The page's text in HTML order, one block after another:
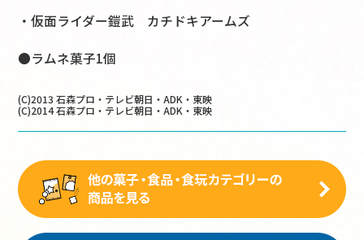
・仮面ライダー鎧武 カチドキアームズ
●ラムネ菓子1個
(C)2013 石森プロ・テレビ朝日・ADK・東映
(C)2014 石森プロ・テレビ朝日・ADK・東映